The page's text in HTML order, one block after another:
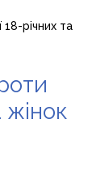
18-річних та
жінок